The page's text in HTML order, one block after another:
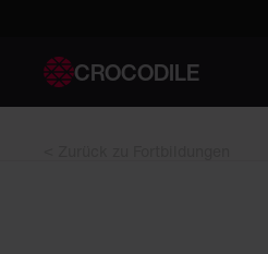
CROCODILE